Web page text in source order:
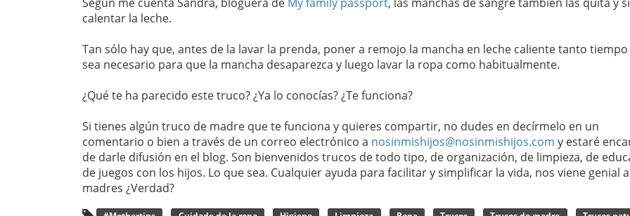
calentar la leche.
Tan sólo hay que, antes de la lavar la prenda, poner a remojo la mancha en leche caliente tanto
sea necesario para que la mancha desaparezca y luego lavar la ropa como habitualmente.
¿Qué te ha parecido este truco? ¿Ya lo conocías? ¿Te funciona?
Si tienes algún truco de madre que te funciona y quieres compartir, no dudes en decírmelo en un
comentario o bien a través de un correo electrónico a nosinmishijos@nosinmishijos.com y estaré
de darle difusión en el blog. Son bienvenidos trucos de todo tipo, de organización, de limpieza, de
de juegos con los hijos. Lo que sea. Cualquier ayuda para facilitar y simplificar la vida, nos viene genial
madres ¿Verdad?